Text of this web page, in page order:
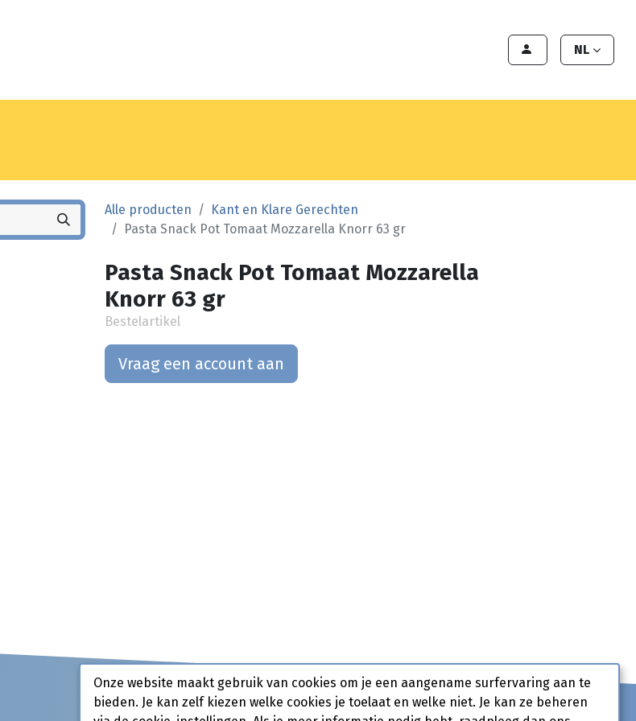
NL
Alle producten
Kant en Klare Gerechten
Pasta Snack Pot Tomaat Mozzarella Knorr 63 gr
Pasta Snack Pot Tomaat Mozzarella
Knorr 63 gr
Bestelartikel
Vraag een account aan
Onze website maakt gebruik van cookies om je een aangename surfervaring aan te
bieden. Je kan zelf kiezen welke cookies je toelaat en welke niet. Je kan ze beheren